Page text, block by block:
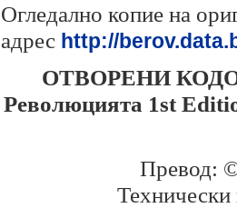
Огледално копие на
адрес http://
ОТВОРЕНИ
Революцията 1st
Превод: